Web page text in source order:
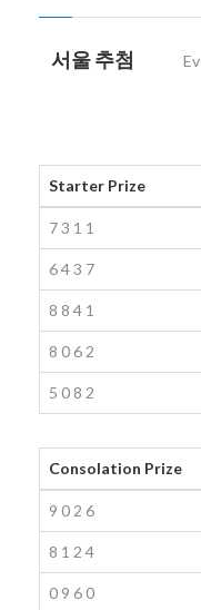
서울 추첨
Starter Prize
73 1 1
643 7
8 8 4 1
8 06 2
5 0 8 2
Consolation Prize
9 0 2 6
8 1 2 4
0 9 60